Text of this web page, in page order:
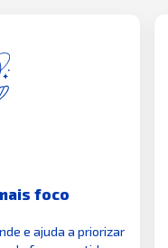
foco
e ajuda a priorizar